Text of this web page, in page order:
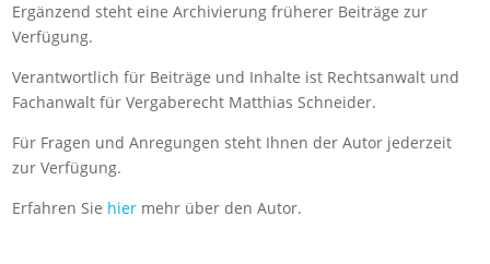
Ergänzend steht eine Archivierung früherer Beiträge zur
Verfügung.
Verantwortlich für Beiträge und Inhalte ist Rechtsanwalt und
Fachanwalt für Vergaberecht Matthias Schneider.
Für Fragen und Anregungen steht Ihnen der Autor jederzeit
zur Verfügung.
Erfahren Sie hier mehr über den Autor.